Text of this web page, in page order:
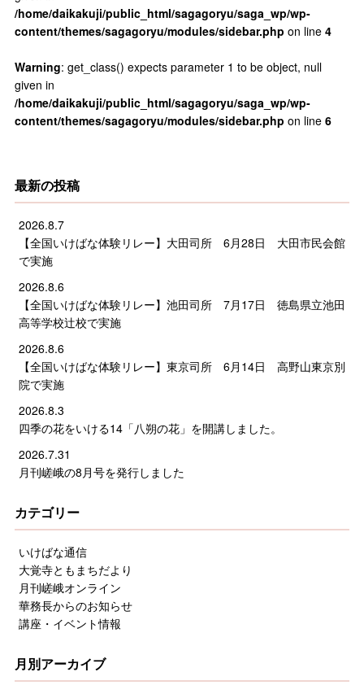
/home/daikakuji/public_html/sagagoryu/saga_wp/wp-
content/themes/sagagoryu/modules/sidebar.php on line 4
Warning: get_class() expects parameter 1 to be object, null
given in
/home/daikakuji/public_html/sagagoryu/saga_wp/wp-
content/themes/sagagoryu/modules/sidebar.php on line 6
最新の投稿
2026.8.7
【全国いけばな体験リレー】大田司所 6月28日 大田市民会館
で実施
2026.8.6
【全国いけばな体験リレー】池田司所 7月17日 徳島県立池田
高等学校辻校で実施
2026.8.6
【全国いけばな体験リレー】東京司所 6月14日 高野山東京別
院で実施
2026.8.3
四季の花をいける14「八朔の花」を開講しました。
2026.7.31
月刊嵯峨の8月号を発行しました
カテゴリー
いけばな通信
大覚寺ともまちだより
月刊嵯峨オンライン
華務長からのお知らせ
講座・イベント情報
月別アーカイブ